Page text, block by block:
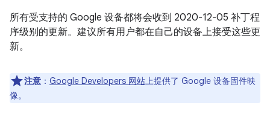
所有受支持的 Google 设备都将会收到 2020-12-05 补丁程
序级别的更新。建议所有用户都在自己的设备上接受这些更
新。
注意 ： Google Developers 网站上提供了 Google 设备固件映
像。